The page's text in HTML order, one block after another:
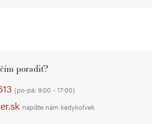
poradiť?
(po-pá: 9:00 - 17:00)
napíšte nám kedykoľvek